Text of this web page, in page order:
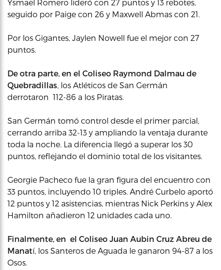
Ysmael Romero lideró con 27 puntos y 13 rebotes,
seguido por Paige con 26 y Maxwell Abmas con 21.
Por los Gigantes, Jaylen Nowell fue el mejor con 27
puntos.
De otra parte, en el Coliseo Raymond Dalmau de
Quebradillas, los Atléticos de San Germán
derrotaron 112-86 a los Piratas.
San Germán tomó control desde el primer parcial,
cerrando arriba 32-13 y ampliando la ventaja durante
toda la noche. La diferencia llegó a superar los 30
puntos, reflejando el dominio total de los visitantes.
Georgie Pacheco fue la gran figura del encuentro con
33 puntos, incluyendo 10 triples. André Curbelo aportó
12 puntos y 12 asistencias, mientras Nick Perkins y Alex
Hamilton añadieron 12 unidades cada uno.
Finalmente, en el Coliseo Juan Aubin Cruz Abreu de
Manatí, los Santeros de Aguada le ganaron 94-87 a los
Osos.